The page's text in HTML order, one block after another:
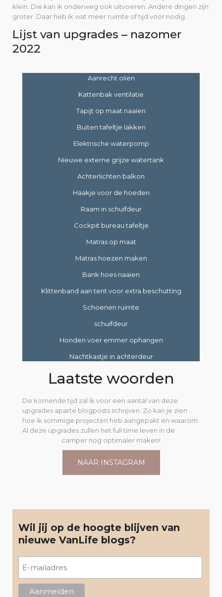
klein. Die kan ik onderweg ook uitvoeren. Andere dingen zijn
groter. Daar heb ik wat meer ruimte of tijd voor nodig.
Lijst van upgrades – nazomer
2022
Aanrecht oliën
Kattenbak ventilatie
Tapijt op maat naaien
Buiten tafeltje lakken
Elektrische waterpomp
Nieuwe externe grijze watertank
Achterlichten balkon
Haakje voor de hoeden
Raam in schuifdeur
Cockpit bureau tafeltje
Matras op maat
Matras hoezen maken
Bank hoes naaien
Klittenband aan tent voor extra beschutting
Schoenen ruimte
schuifdeur
Honden voer emmer ophangen
Nachtkastje in achterdeur
Laatste woorden
De komende tijd zal ik voor een aantal van deze
upgrades aparte blogposts schrijven. Zo kan je zien
hoe ik sommige projecten heb aangepakt en waarom.
Al deze upgrades zullen het full time leven in de
camper nog optimaler maken!
NAAR INSTAGRAM
Wil jij op de hoogte blijven van
nieuwe VanLife blogs?